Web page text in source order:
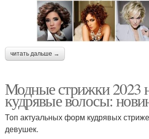
читать дальше →
Модные стрижки 2023
кудрявые волосы:
Топ актуальных форм кудрявых
девушек.